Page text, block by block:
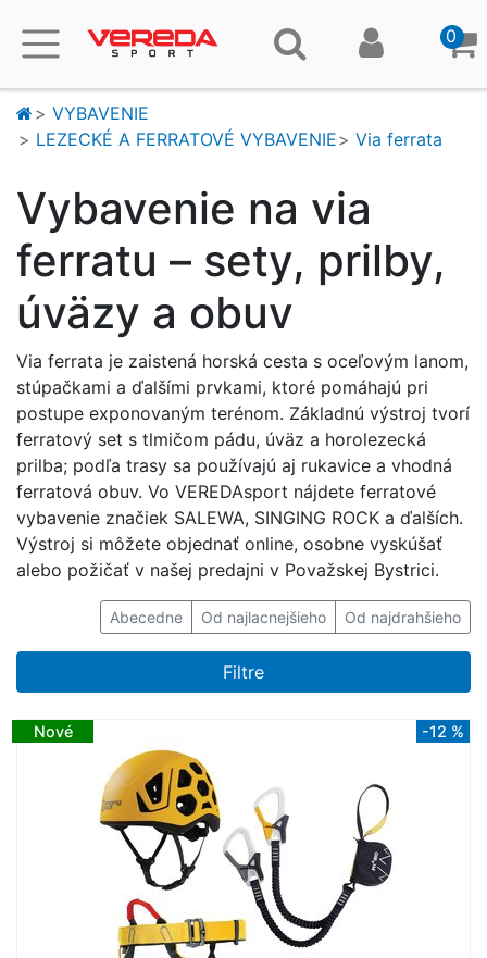
0
VYBAVENIE
LEZECKÉ A FERRATOVÉ VYBAVENIE
Via ferrata
Vybavenie na via
ferratu – sety, prilby,
úväzy a obuv
Via ferrata je zaistená horská cesta s oceľovým lanom,
stúpačkami a ďalšími prvkami, ktoré pomáhajú pri
postupe exponovaným terénom. Základnú výstroj tvorí
ferratový set s tlmičom pádu, úväz a horolezecká
prilba; podľa trasy sa používajú aj rukavice a vhodná
ferratová obuv. Vo VEREDAsport nájdete ferratové
vybavenie značiek SALEWA, SINGING ROCK a ďalších.
Výstroj si môžete objednať online, osobne vyskúšať
alebo požičať v našej predajni v Považskej Bystrici.
Abecedne Od najlacnejšieho Od najdrahšieho
Filtre
Nové -12 %